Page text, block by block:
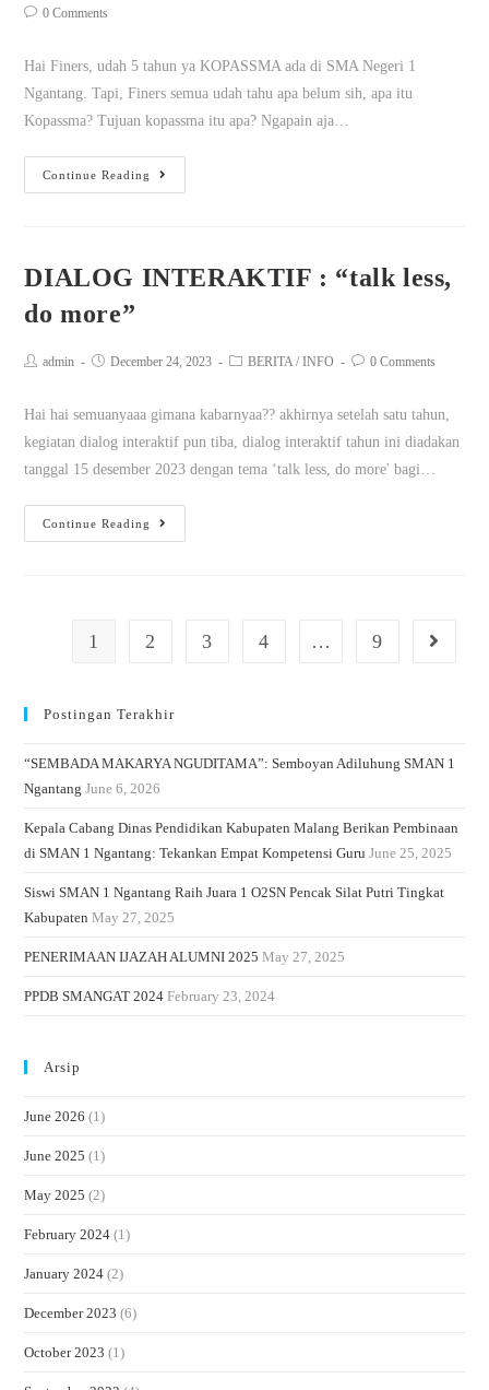
0 Comments
Hai Finers, udah 5 tahun ya KOPASSMA ada di SMA Negeri 1
Ngantang. Tapi, Finers semua udah tahu apa belum sih, apa itu
Kopassma? Tujuan kopassma itu apa? Ngapain aja…
Continue Reading
DIALOG INTERAKTIF : “talk less,
do more”
admin December 24, 2023 BERITA / INFO 0 Comments
Hai hai semuanyaaa gimana kabarnyaa?? akhirnya setelah satu tahun,
kegiatan dialog interaktif pun tiba, dialog interaktif tahun ini diadakan
tanggal 15 desember 2023 dengan tema ‘talk less, do more' bagi…
Continue Reading
1 2 3 4 … 9
Postingan Terakhir
“SEMBADA MAKARYA NGUDITAMA”: Semboyan Adiluhung SMAN 1
Ngantang June 6, 2026
Kepala Cabang Dinas Pendidikan Kabupaten Malang Berikan Pembinaan
di SMAN 1 Ngantang: Tekankan Empat Kompetensi Guru June 25, 2025
Siswi SMAN 1 Ngantang Raih Juara 1 O2SN Pencak Silat Putri Tingkat
Kabupaten May 27, 2025
PENERIMAAN IJAZAH ALUMNI 2025 May 27, 2025
PPDB SMANGAT 2024 February 23, 2024
Arsip
June 2026 (1)
June 2025 (1)
May 2025 (2)
February 2024 (1)
January 2024 (2)
December 2023 (6)
October 2023 (1)